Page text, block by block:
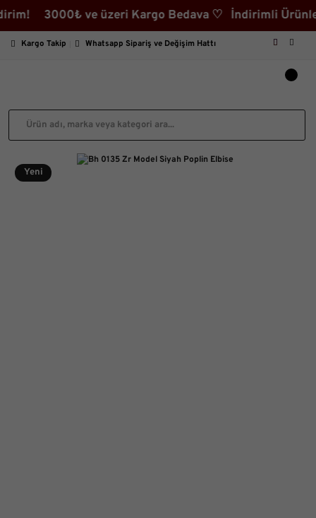
ve üzeri Kargo Bedava ♡ İndirimli Ürünler
Kargo Takip Whatsapp Sipariş ve Değişim Hattı
Yeni